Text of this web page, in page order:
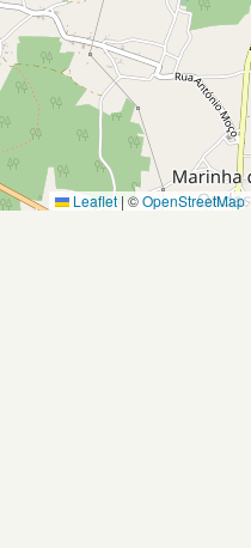
Leaflet | ©OpenStreetMap